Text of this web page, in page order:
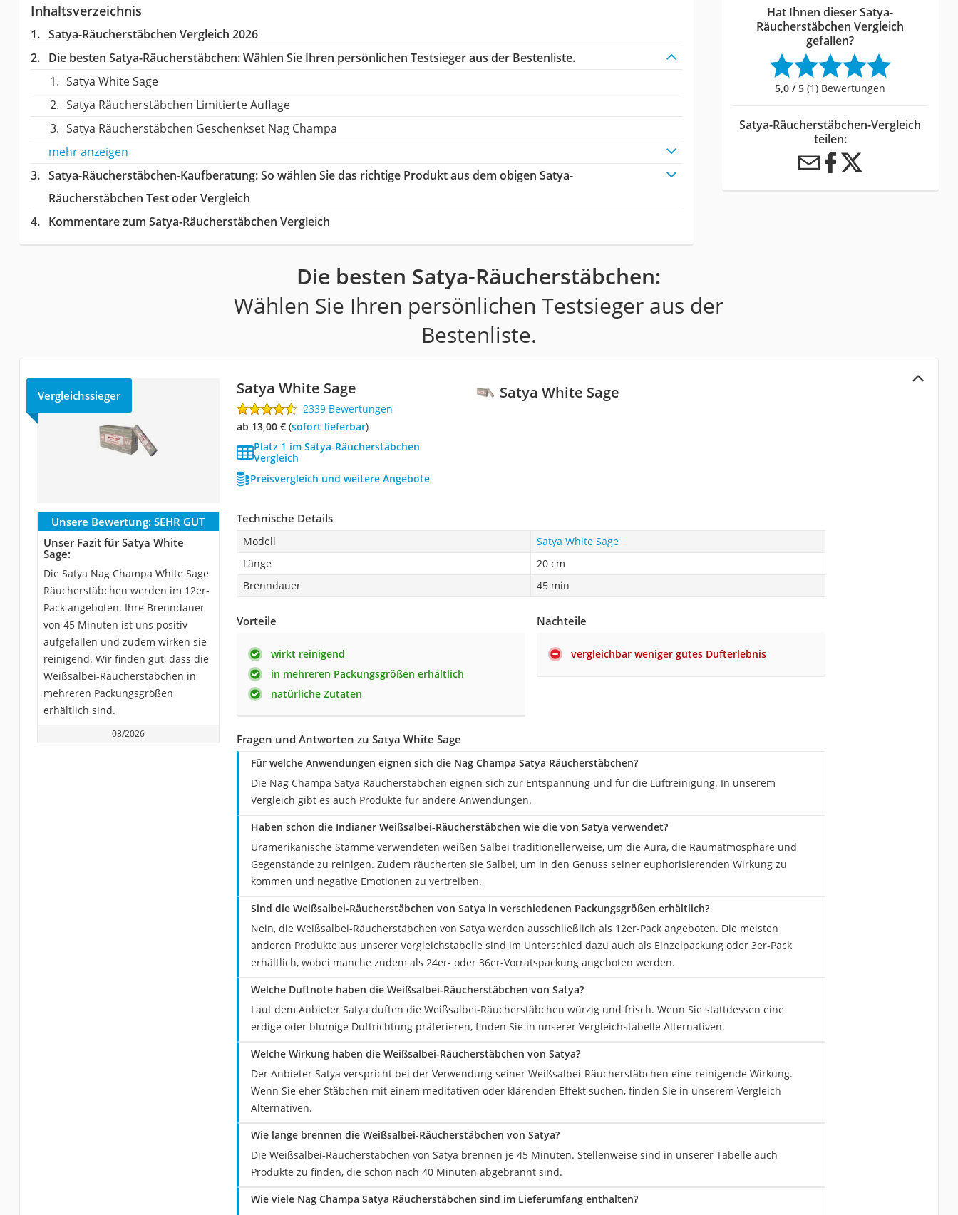
Inhaltsverzeichnis
Satya-Räucherstäbchen Vergleich 2026
Die besten Satya-Räucherstäbchen:Wählen Sie Ihren persönlichen Testsieger aus der Bestenliste.
Satya White Sage
Satya Räucherstäbchen Limitierte Auflage
Satya Räucherstäbchen Geschenkset Nag Champa
mehr anzeigen
Satya-Räucherstäbchen-Kaufberatung: So wählen Sie das richtige Produkt aus dem obigen Satya-
Räucherstäbchen Test oder Vergleich
Kommentare zum Satya-Räucherstäbchen Vergleich
Hat Ihnen dieser Satya-
Räucherstäbchen Vergleich
gefallen?
5,0 / 5 (1) Bewertungen
Satya-Räucherstäbchen-Vergleich
teilen:
Die besten Satya-Räucherstäbchen:
Wählen Sie Ihren persönlichen Testsieger aus der
Bestenliste.
Satya White Sage
Vergleichssieger Satya White Sage
2339 Bewertungen
ab 13,00 €( Sofort lieferbar)
Platz 1 im Satya-Räucherstäbchen
Vergleich
Preisvergleich und weitere Angebote
Unsere Bewertung: SEHR GUT
Unser Fazit für Satya White
Sage:
Die Satya Nag Champa White Sage
Räucherstäbchen werden im 12er-
Pack angeboten. Ihre Brenndauer
von 45 Minuten ist uns positiv
aufgefallen und zudem wirken sie
reinigend. Wir finden gut, dass die
Weißsalbei-Räucherstäbchen in
mehreren Packungsgrößen
erhältlich sind.
08/2026
Technische Details
Modell
Satya White Sage
Länge
20 cm
Brenndauer
45 min
Vorteile
wirkt reinigend
in mehreren Packungsgrößen erhältlich
natürliche Zutaten
Nachteile
vergleichbar weniger gutes Dufterlebnis
Fragen und Antworten zu Satya White Sage
Für welche Anwendungen eignen sich die Nag Champa Satya Räucherstäbchen?
Die Nag Champa Satya Räucherstäbchen eignen sich zur Entspannung und für die Luftreinigung. In unserem
Vergleich gibt es auch Produkte für andere Anwendungen.
Haben schon die Indianer Weißsalbei-Räucherstäbchen wie die von Satya verwendet?
Uramerikanische Stämme verwendeten weißen Salbei traditionellerweise, um die Aura, die Raumatmosphäre und
Gegenstände zu reinigen. Zudem räucherten sie Salbei, um in den Genuss seiner euphorisierenden Wirkung zu
kommen und negative Emotionen zu vertreiben.
Sind die Weißsalbei-Räucherstäbchen von Satya in verschiedenen Packungsgrößen erhältlich?
Nein, die Weißsalbei-Räucherstäbchen von Satya werden ausschließlich als 12er-Pack angeboten. Die meisten
anderen Produkte aus unserer Vergleichstabelle sind im Unterschied dazu auch als Einzelpackung oder 3er-Pack
erhältlich, wobei manche zudem als 24er- oder 36er-Vorratspackung angeboten werden.
Welche Duftnote haben die Weißsalbei-Räucherstäbchen von Satya?
Laut dem Anbieter Satya duften die Weißsalbei-Räucherstäbchen würzig und frisch. Wenn Sie stattdessen eine
erdige oder blumige Duftrichtung präferieren, finden Sie in unserer Vergleichstabelle Alternativen.
Welche Wirkung haben die Weißsalbei-Räucherstäbchen von Satya?
Der Anbieter Satya verspricht bei der Verwendung seiner Weißsalbei-Räucherstäbchen eine reinigende Wirkung.
Wenn Sie eher Stäbchen mit einem meditativen oder klärenden Effekt suchen, finden Sie in unserem Vergleich
Alternativen.
Wie lange brennen die Weißsalbei-Räucherstäbchen von Satya?
Die Weißsalbei-Räucherstäbchen von Satya brennen je 45 Minuten. Stellenweise sind in unserer Tabelle auch
Produkte zu finden, die schon nach 40 Minuten abgebrannt sind.
Wie viele Nag Champa Satya Räucherstäbchen sind im Lieferumfang enthalten?